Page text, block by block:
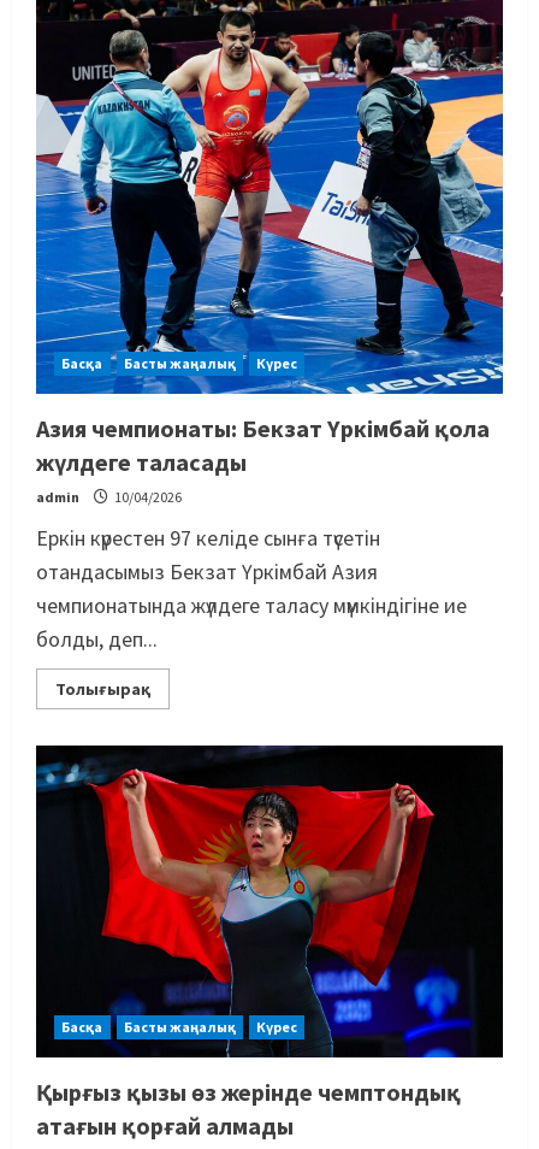
Басқа Басты жаңалық Күрес
Азия чемпионаты: Бекзат Үркімбай қола
жүлдеге таласады
admin 10/04/2026
Еркін күрестен 97 келіде сынға түсетін
отандасымыз Бекзат Үркімбай Азия
чемпионатында жүлдеге таласу мүмкіндігіне ие
болды, деп...
Толығырақ
Басқа Басты жаңалық Күрес
Қырғыз қызы өз жерінде чемптондық
атағын қорғай алмады